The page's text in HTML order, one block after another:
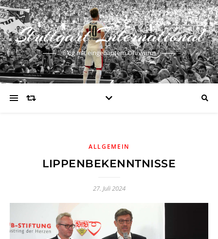
Stuttgart International
Blog mit eingebautem Ohrwurm
ALLGEMEIN
LIPPENBEKENNTNISSE
27. Juli 2024